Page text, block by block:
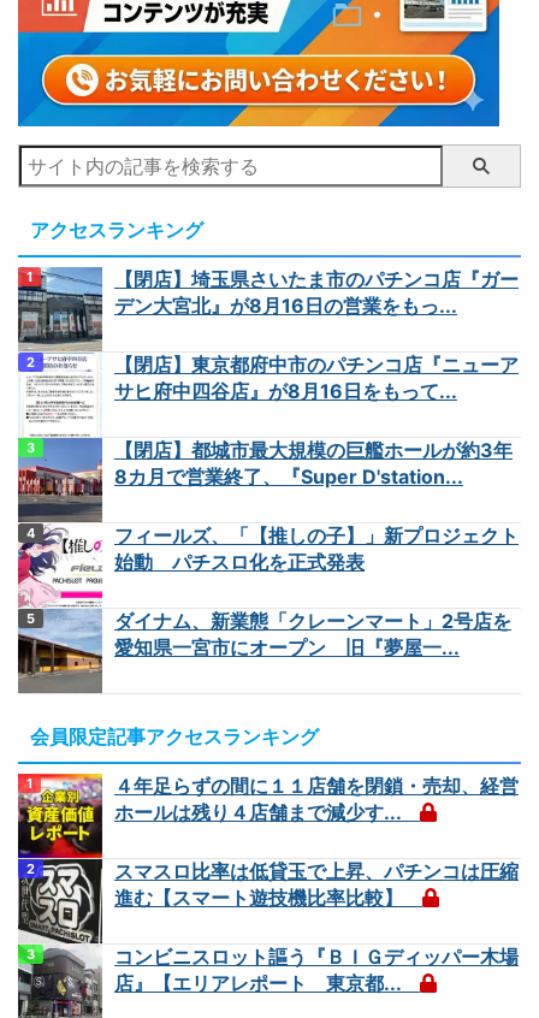
アクセスランキング
【閉店】埼玉県さいたま市のパチンコ店『ガー
デン大宮北』が8月16日の営業をもっ...
【閉店】東京都府中市のパチンコ店『ニューア
サヒ府中四谷店』が8月16日をもって...
【閉店】都城市最大規模の巨艦ホールが約3年
8カ月で営業終了、『Super D'station...
フィールズ、「【推しの子】」新プロジェクト
始動 パチスロ化を正式発表
ダイナム、新業態「クレーンマート」2号店を
愛知県一宮市にオープン 旧『夢屋一...
会員限定記事アクセスランキング
４年足らずの間に１１店舗を閉鎖・売却、経営
ホールは残り４店舗まで減少す...
スマスロ比率は低貸玉で上昇、パチンコは圧縮
進む【スマート遊技機比率比較】
コンビニスロット謳う『ＢＩＧディッパー木場
店』【エリアレポート 東京都...